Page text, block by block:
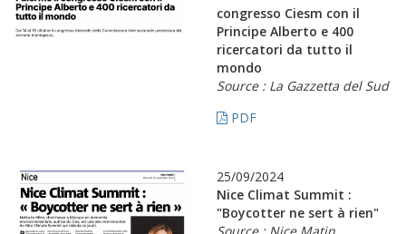
congresso Ciesm con il
Principe Alberto e 400
ricercatori da tutto il
mondo
Source : La Gazzetta del Sud
PDF
25/09/2024
Nice Climat Summit :
"Boycotter ne sert à rien"